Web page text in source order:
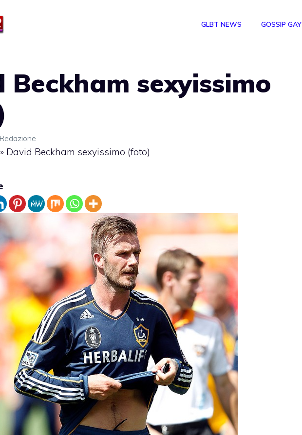
GLBT NEWS GOSSIP GAY
Beckham sexyissimo
Redazione
» David Beckham sexyissimo (foto)